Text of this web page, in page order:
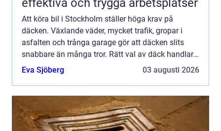
effektiva och trygga arbetsplatser
Att köra bil i Stockholm ställer höga krav på
däcken. Växlande väder, mycket trafik, gropar i
asfalten och trånga garage gör att däcken slits
snabbare än många tror. Rätt val av däck handlar
därför inte bara om komfort och
Eva Sjöberg 03 augusti 2026